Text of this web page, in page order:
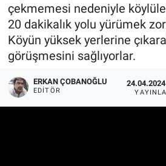
çekmemesi nedeniyle
20 dakikalık yolu yürümek
Köyün yüksek yerlerine
görüşmesini sağlıyorlar.
ERKAN ÇOBANOĞLU
EDITÖR
Son Dakika Haberleri
Haber Arşivi